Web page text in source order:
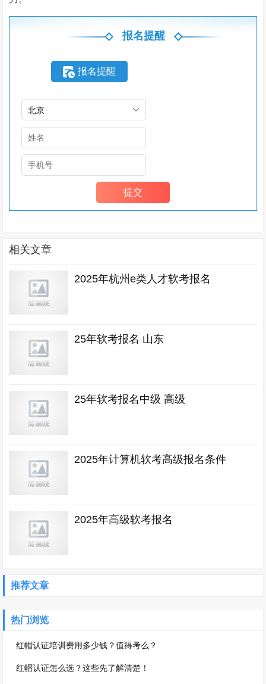
报名提醒
报名提醒
相关文章
2025年杭州e类人才软考报名
25年软考报名 山东
25年软考报名中级 高级
2025年计算机软考高级报名条件
2025年高级软考报名
推荐文章
热门浏览
红帽认证培训费用多少钱？值得考么？
红帽认证怎么选？这些先了解清楚！